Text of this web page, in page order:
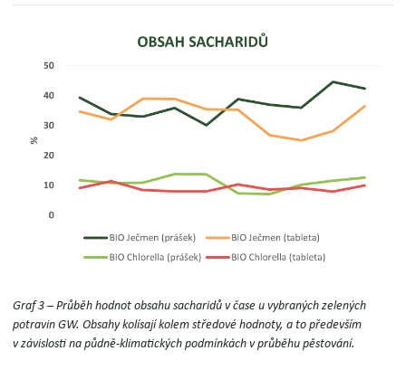
Graf 3 – Průběh hodnot obsahu sacharidů v čase u vybraných zelených
potravin GW.Obsahy kolísají kolem středové hodnoty, a to především
v závislosti na půdně-klimatických podmínkách v průběhu pěstování.